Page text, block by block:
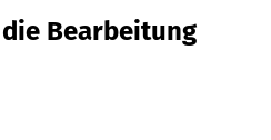
Bearbeitung